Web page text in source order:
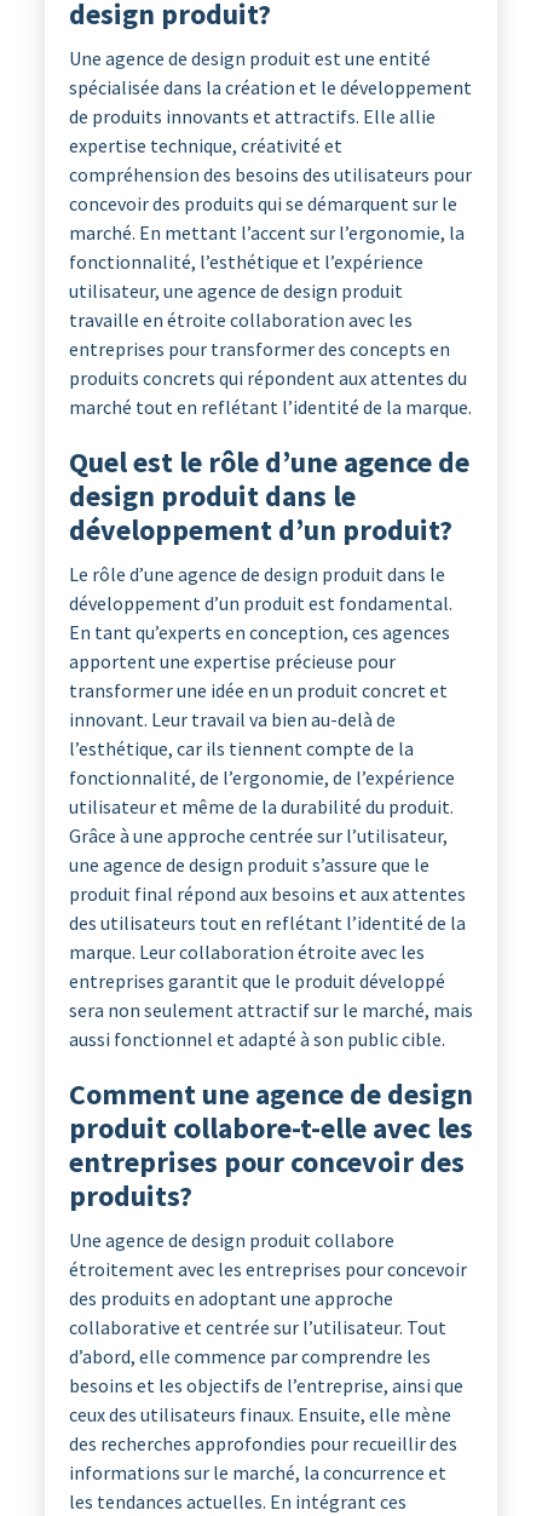
design produit?
Une agence de design produit est une entité
spécialisée dans la création et le développement
de produits innovants et attractifs. Elle allie
expertise technique, créativité et
compréhension des besoins des utilisateurs pour
concevoir des produits qui se démarquent sur le
marché. En mettant l’accent sur l’ergonomie, la
fonctionnalité, l’esthétique et l’expérience
utilisateur, une agence de design produit
travaille en étroite collaboration avec les
entreprises pour transformer des concepts en
produits concrets qui répondent aux attentes du
marché tout en reflétant l’identité de la marque.
Quel est le rôle d’une agence de
design produit dans le
développement d’un produit?
Le rôle d’une agence de design produit dans le
développement d’un produit est fondamental.
En tant qu’experts en conception, ces agences
apportent une expertise précieuse pour
transformer une idée en un produit concret et
innovant. Leur travail va bien au-delà de
l’esthétique, car ils tiennent compte de la
fonctionnalité, de l’ergonomie, de l’expérience
utilisateur et même de la durabilité du produit.
Grâce à une approche centrée sur l’utilisateur,
une agence de design produit s’assure que le
produit final répond aux besoins et aux attentes
des utilisateurs tout en reflétant l’identité de la
marque. Leur collaboration étroite avec les
entreprises garantit que le produit développé
sera non seulement attractif sur le marché, mais
aussi fonctionnel et adapté à son public cible.
Comment une agence de design
produit collabore-t-elle avec les
entreprises pour concevoir des
produits?
Une agence de design produit collabore
étroitement avec les entreprises pour concevoir
des produits en adoptant une approche
collaborative et centrée sur l’utilisateur. Tout
d’abord, elle commence par comprendre les
besoins et les objectifs de l’entreprise, ainsi que
ceux des utilisateurs finaux. Ensuite, elle mène
des recherches approfondies pour recueillir des
informations sur le marché, la concurrence et
les tendances actuelles. En intégrant ces